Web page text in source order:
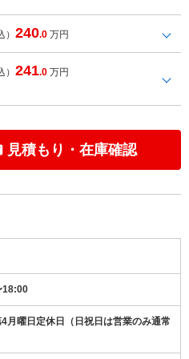
）240.0 万円
）241.0 万円
見積もり・在庫確認
18:00
月曜日定休日（日祝日は営業のみ通常